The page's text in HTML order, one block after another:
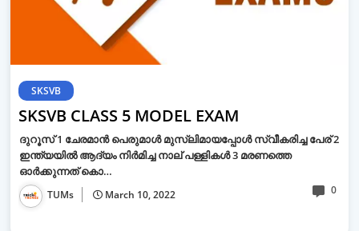
SKSVB
SKSVB CLASS 5 MODEL EXAM
ദുറൂസ് 1 ചേരമാൻ പെരുമാൾ മുസ്ലിമായപ്പോൾ സ്വീകരിച്ച പേര് 2
ഇന്ത്യയിൽ ആദ്യം നിർമിച്ച നാല് പള്ളികൾ 3 മരണത്തെ
ഓർക്കുന്നത് കൊ…
TUMs March 10, 2022 0